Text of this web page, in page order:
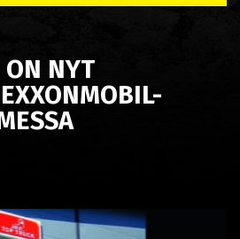
ON NYT